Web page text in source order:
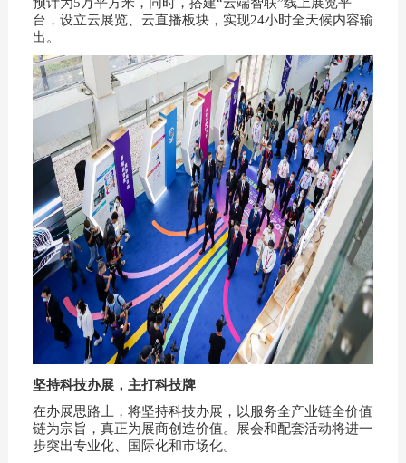
台，设立云展览、云直播板块，实现24小时全天候内容输
出。
坚持科技办展，主打科技牌
在办展思路上，将坚持科技办展，以服务全产业链全价值
链为宗旨，真正为展商创造价值。展会和配套活动将进一
步突出专业化、国际化和市场化。